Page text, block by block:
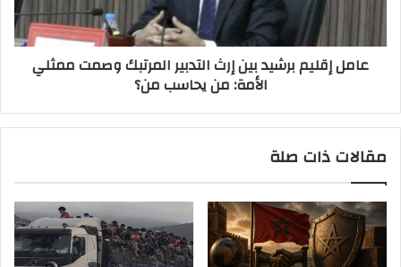
عامل إقليم برشيد بين إرث التدبير المرتبك وصمت ممثلي
الأمة: من يحاسب من؟
مقالات ذات صلة